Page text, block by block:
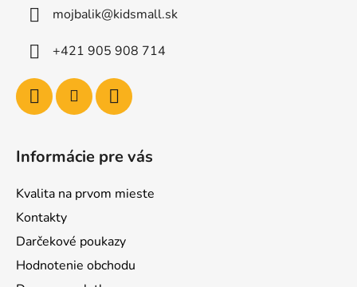
mojbalik@kidsmall.sk
+421 905 908 714
Informácie pre vás
Kvalita na prvom mieste
Kontakty
Darčekové poukazy
Hodnotenie obchodu